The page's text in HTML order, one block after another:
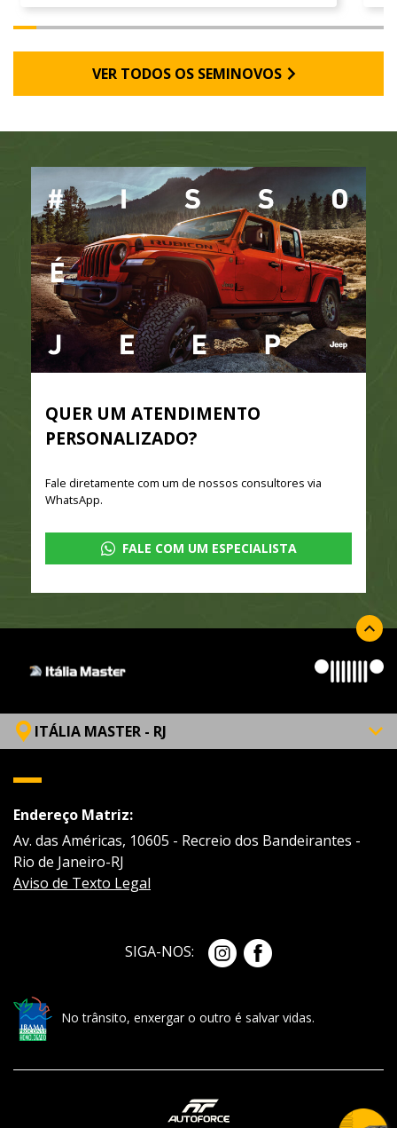
VER TODOS OS SEMINOVOS
QUER UM ATENDIMENTO
PERSONALIZADO?
Fale diretamente com um de nossos consultores via
WhatsApp.
FALE COM UM ESPECIALISTA
ITÁLIA MASTER - RJ
Endereço Matriz:
Av. das Américas, 10605 - Recreio dos Bandeirantes -
Rio de Janeiro-RJ
Aviso de Texto Legal
SIGA-NOS:
No trânsito, enxergar o outro é salvar vidas.